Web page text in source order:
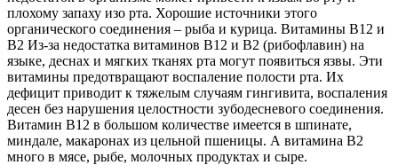
плохому запаху изо рта. Хорошие источники этого
органического соединения – рыба и курица. Витамины В12 и
В2 Из-за недостатка витаминов B12 и B2 (рибофлавин) на
языке, деснах и мягких тканях рта могут появиться язвы. Эти
витамины предотвращают воспаление полости рта. Их
дефицит приводит к тяжелым случаям гингивита, воспаления
десен без нарушения целостности зубодесневого соединения.
Витамин В12 в большом количестве имеется в шпинате,
миндале, макаронах из цельной пшеницы. А витамина B2
много в мясе, рыбе, молочных продуктах и сыре.